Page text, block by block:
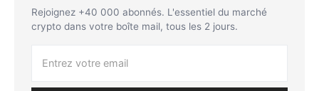
Rejoignez +40 000 abonnés. L'essentiel du marché
crypto dans votre boîte mail, tous les 2 jours.